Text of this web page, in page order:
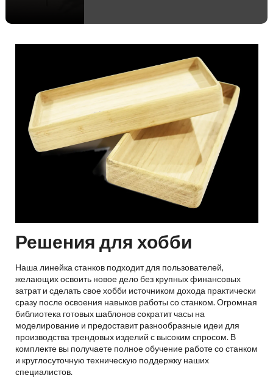
Решения для хобби
Наша линейка станков подходит для пользователей,
желающих освоить новое дело без крупных финансовых
затрат и сделать свое хобби источником дохода практически
сразу после освоения навыков работы со станком. Огромная
библиотека готовых шаблонов сократит часы на
моделирование и предоставит разнообразные идеи для
производства трендовых изделий с высоким спросом. В
комплекте вы получаете полное обучение работе со станком
и круглосуточную техническую поддержку наших
специалистов.